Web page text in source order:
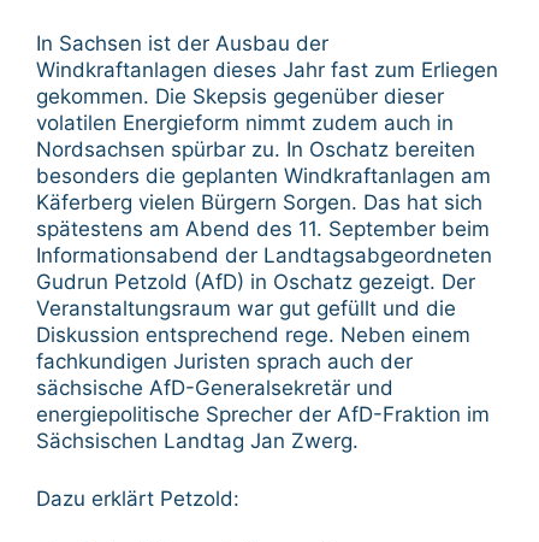
In Sachsen ist der Ausbau der
Windkraftanlagen dieses Jahr fast zum Erliegen
gekommen. Die Skepsis gegenüber dieser
volatilen Energieform nimmt zudem auch in
Nordsachsen spürbar zu. In Oschatz bereiten
besonders die geplanten Windkraftanlagen am
Käferberg vielen Bürgern Sorgen. Das hat sich
spätestens am Abend des 11. September beim
Informationsabend der Landtagsabgeordneten
Gudrun Petzold (AfD) in Oschatz gezeigt. Der
Veranstaltungsraum war gut gefüllt und die
Diskussion entsprechend rege. Neben einem
fachkundigen Juristen sprach auch der
sächsische AfD-Generalsekretär und
energiepolitische Sprecher der AfD-Fraktion im
Sächsischen Landtag Jan Zwerg.
Dazu erklärt Petzold: